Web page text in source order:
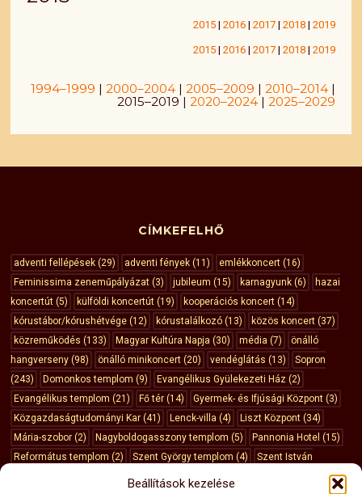
Beállítások kezelése
2015| 2016| 2017| 2018| 2019
2015| 2016| 2017| 2018| 2019
1994–1999 | 2000–2004| 2005–2009 | 2010–2014|
2015–2019 | 2020–2024| 2025–2029
CÍMKEFELHŐ
adventi fellépések (29) adventi fények (11) emlékkoncert (16)
Feminissima zeneműpályázat (3) jubileum (15) karnagyunk (6)
hazai
koncertút (5) külföldi koncertút (19) kooperációs koncert (14)
kórustábor/kórushétvége (12) kórustalálkozó (13) közös koncert (37)
közreműködés (133) Magyar Kultúra Napja (30) média (7)
önálló
hangverseny (98) önálló minikoncert (20) vendéglátás (13)
Sopron
(243)
Domonkos templom (9) Evangélikus Gyülekezeti Ház (2)
Evangélikus templom (21) Fő tér (14) Gyermek- és Ifjúsági Központ (3)
Közgazdaságtudományi Kar (41) Lenck-villa (4) Liszt Központ (34)
Mária-szobor (2) Nagyboldogasszony templom (5) Pannonia Hotel (15)
Református templom (2) Szent György templom (4)
Szent István
Szent Mihály templom (43) Vármegyeháza
Városháza